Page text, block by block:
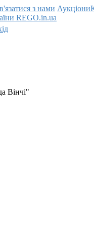
з нами Аукціони
Вінчі"